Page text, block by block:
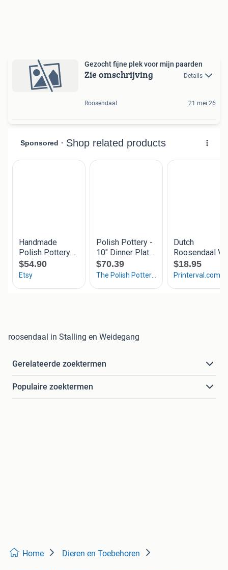
Gezocht fijne plek voor mijn paarden
Zie omschrijving Details
Roosendaal 21 mei 26
roosendaal in Stalling en Weidegang
Gerelateerde zoektermen
Populaire zoektermen
Home Dieren en Toebehoren